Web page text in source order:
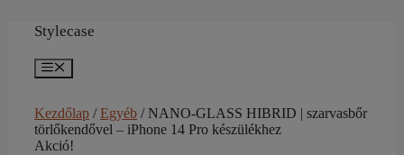
Stylecase
Kezdőlap /Egyéb / NANO-GLASS HIBRID | szarvasbőr
törlőkendővel – iPhone 14 Pro készülékhez
Akció!